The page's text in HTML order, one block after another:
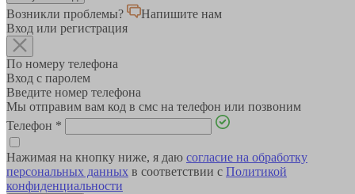
Возникли проблемы?
Напишите нам
Вход или регистрация
По номеру телефона
Вход с паролем
Введите номер телефона
Мы отправим вам код в смс на телефон или позвоним
Телефон *
Нажимая на кнопку ниже, я даю согласие на обработку
персональных данных в соответствии с Политикой
конфиденциальности